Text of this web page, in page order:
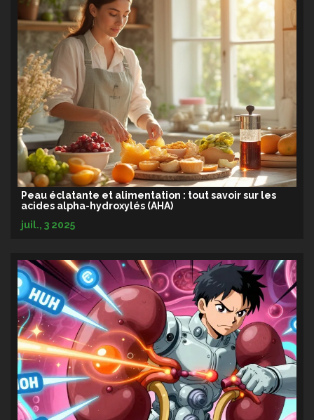
Peau éclatante et alimentation : tout savoir sur les
acides alpha-hydroxylés (AHA)
juil., 3 2025